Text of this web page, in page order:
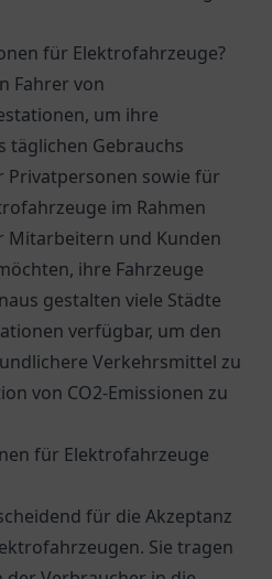
für Elektrofahrzeuge?
Fahrer von
um ihre
täglichen Gebrauchs
Privatpersonen sowie für
im Rahmen
Mitarbeitern und Kunden
ihre Fahrzeuge
gestalten viele Städte
verfügbar, um den
Verkehrsmittel zu
von CO2-Emissionen zu
für Elektrofahrzeuge
für die Akzeptanz
Sie tragen